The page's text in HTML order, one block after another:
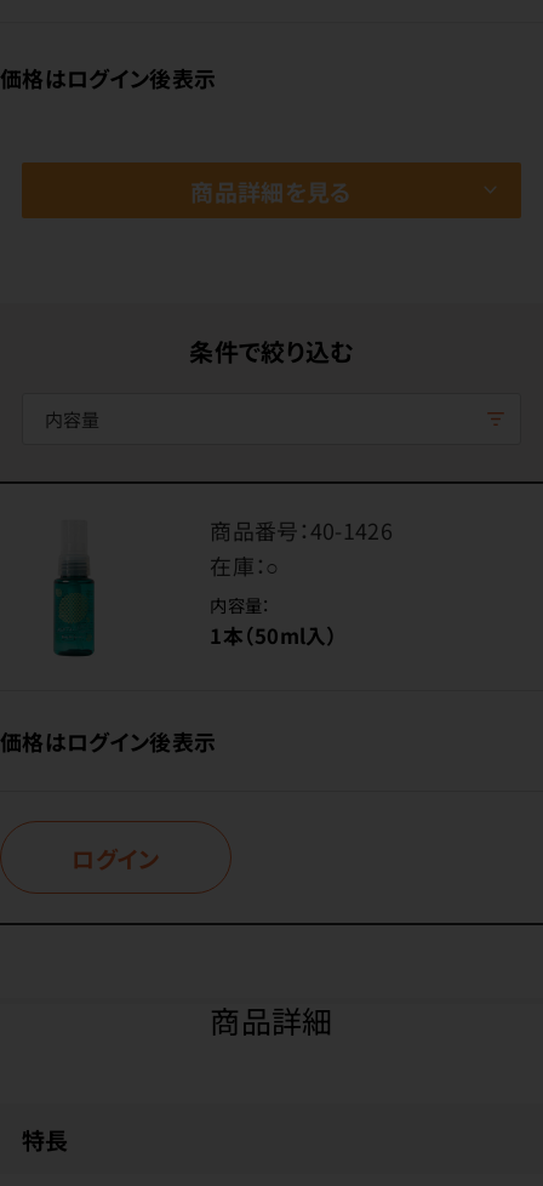
価格はログイン後表示
商品詳細を見る
条件で絞り込む
内容量
商品番号：40-1426
在庫：○
内容量：
1本（50ml入）
価格はログイン後表示
ログイン
商品詳細
特長